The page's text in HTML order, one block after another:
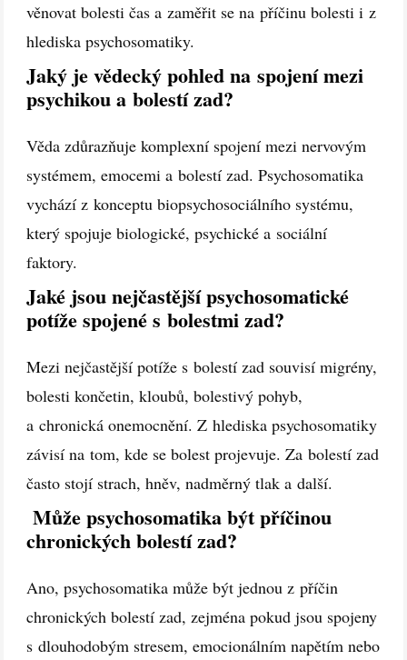
věnovat bolesti čas a zaměřit se na příčinu bolesti i z
hlediska psychosomatiky.
Jaký je vědecký pohled na spojení mezi
psychikou a bolestí zad?
Věda zdůrazňuje komplexní spojení mezi nervovým
systémem, emocemi a bolestí zad. Psychosomatika
vychází z konceptu biopsychosociálního systému,
který spojuje biologické, psychické a sociální
faktory.
Jaké jsou nejčastější psychosomatické
potíže spojené s bolestmi zad?
Mezi nejčastější potíže s bolestí zad souvisí migrény,
bolesti končetin, kloubů, bolestivý pohyb,
a chronická onemocnění. Z hlediska psychosomatiky
závisí na tom, kde se bolest projevuje. Za bolestí zad
často stojí strach, hněv, nadměrný tlak a další.
Může psychosomatika být příčinou
chronických bolestí zad?
Ano, psychosomatika může být jednou z příčin
chronických bolestí zad, zejména pokud jsou spojeny
s dlouhodobým stresem, emocionálním napětím nebo